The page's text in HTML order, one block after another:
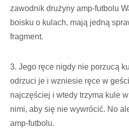
zawodnik drużyny amp-futbolu
boisku o kulach, mają jedną
fragment.
3. Jego ręce nigdy nie porzucą
odrzuci je i wzniesie ręce w
najczęściej i wtedy trzyma kule
nimi, aby się nie wywrócić. No
amp-futbolu.